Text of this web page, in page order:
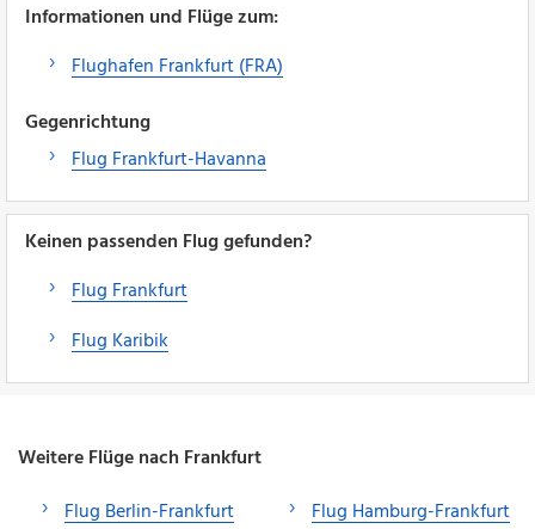
Informationen und Flüge zum:
Flughafen Frankfurt (FRA)
Gegenrichtung
Flug Frankfurt-Havanna
Keinen passenden Flug gefunden?
Flug Frankfurt
Flug Karibik
Weitere Flüge nach Frankfurt
Flug Berlin-Frankfurt
Flug Hamburg-Frankfurt